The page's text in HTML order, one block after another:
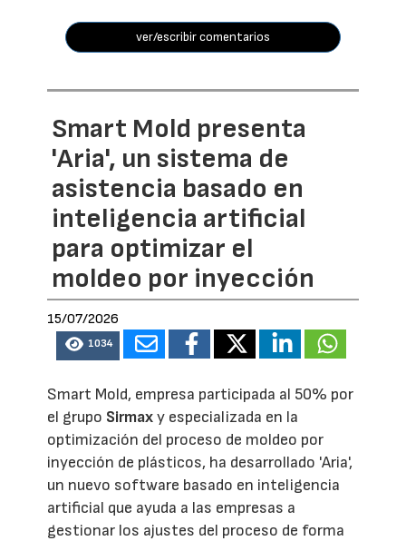
ver/escribir comentarios
Smart Mold presenta
'Aria', un sistema de
asistencia basado en
inteligencia artificial
para optimizar el
moldeo por inyección
15/07/2026
1034
Smart Mold, empresa participada al 50% por
el grupo Sirmaxy especializada en la
optimización del proceso de moldeo por
inyección de plásticos, ha desarrollado 'Aria',
un nuevo software basado en inteligencia
artificial que ayuda a las empresas a
gestionar los ajustes del proceso de forma